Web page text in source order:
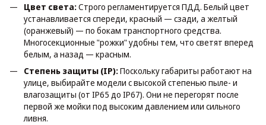
Цвет света:Строго регламентируется ПДД. Белый цвет
устанавливается спереди, красный — сзади, а желтый
(оранжевый) — по бокам транспортного средства.
Многосекционные "рожки" удобны тем, что светят вперед
белым, а назад — красным.
Степень защиты (IP):Поскольку габариты работают на
улице, выбирайте модели с высокой степенью пыле- и
влагозащиты (от IP65 до IP67). Они не перегорят после
первой же мойки под высоким давлением или сильного
ливня.